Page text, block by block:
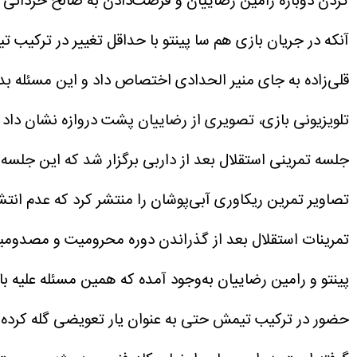
آنکه در جریان بازی هم سا پینتو با حداقل تغییر در
تلویزیونی بازی، تصویری از رضاییان پشت دروازه نشان
جلسه تمرینی استقلال بعد از داربی برگزار شد که این
تصاویر تمرین ریکاوری آبی‌پوشان را منتشر کرد که عدم
تمرینات استقلال بعد از گذراندن دوره محرومیت و
پینتو و رامین رضاییان به‌وجود آمده که همین مسئله
حضور در ترکیب تیمش حتی به عنوان یار تعویضی گله